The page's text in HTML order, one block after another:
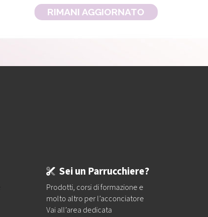
RIMANI AGGIORNATO
Sei un Parrucchiere?
Prodotti, corsi di formazione e
molto altro per l’acconciatore
Vai all’area dedicata